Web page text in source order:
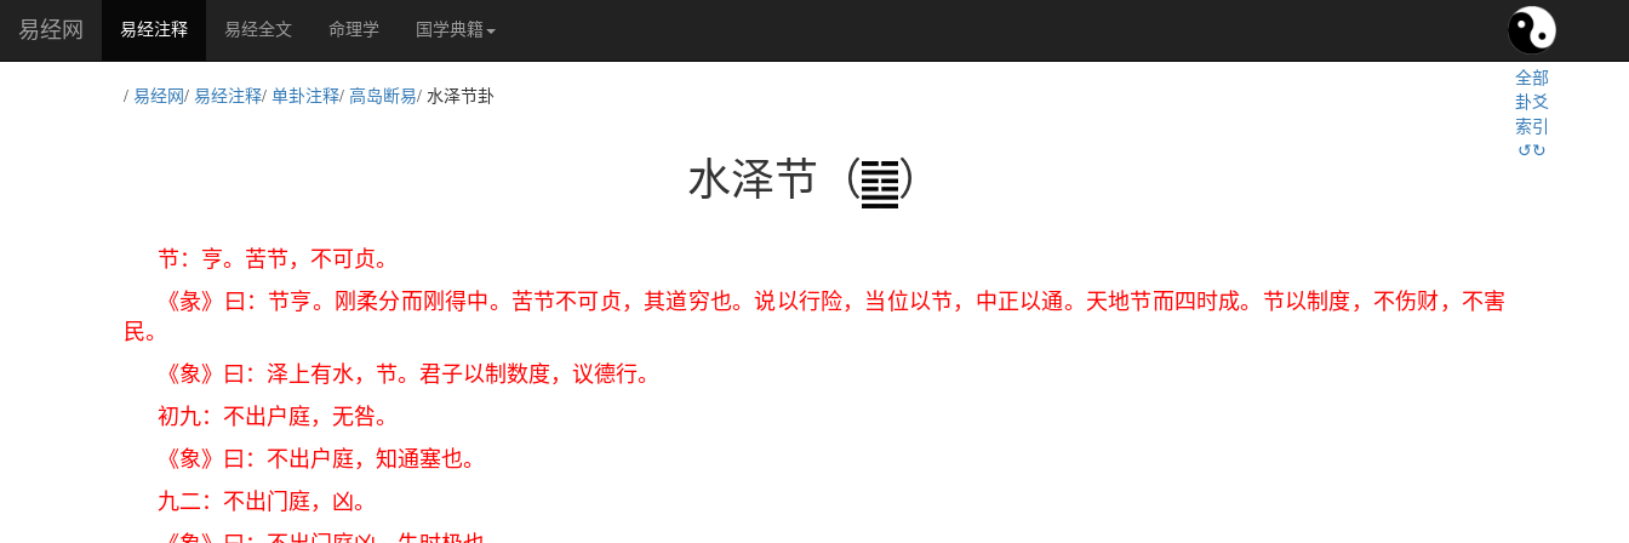
易经网 易经注释(current)易经全文 命理学 国学典籍
全部
卦爻
索引
↺↻
/ 易经网 / 易经注释/ 单卦注释/ 高岛断易/ 水泽节卦
水泽节（ ）
节：亨。苦节，不可贞。
《彖》曰：节亨。刚柔分而刚得中。苦节不可贞，其道穷也。说以行险，当位以节，中正以通。天地节而四时成。节以制度，不伤财，不害
民。
《象》曰：泽上有水，节。君子以制数度，议德行。
初九：不出户庭，无咎。
《象》曰：不出户庭，知通塞也。
九二：不出门庭，凶。